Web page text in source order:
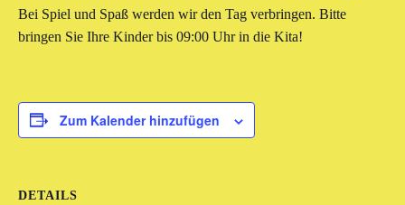
Bei Spiel und Spaß werden wir den Tag verbringen. Bitte
bringen Sie Ihre Kinder bis 09:00 Uhr in die Kita!
Zum Kalender hinzufügen
DETAILS